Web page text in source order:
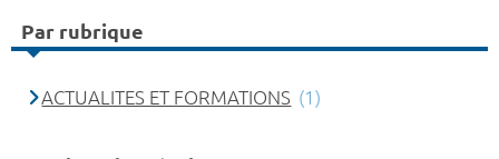
Par rubrique
ACTUALITES ET FORMATIONS (1)